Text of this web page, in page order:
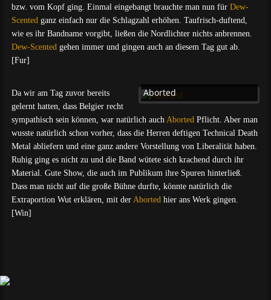
bzw. vom Kopf ging. Einmal eingebangt brauchte man nun für Dew-
Scented ganz einfach nur die Schlagzahl erhöhen. Taufrisch-duftend,
wie es ihr Bandname vorgibt, ließen die Nordlichter nichts anbrennen.
Dew-Scented gehen immer und gingen auch an diesem Tag gut ab.
[Fur]
Aborted
Da wir am Tag zuvor bereits
gelernt hatten, dass Belgier recht
sympathisch sein können, war natürlich auch Aborted Pflicht. Aber man
wusste natürlich schon vorher, dass die Herren deftigen Technical Death
Metal abliefern und eine ganz andere Vorstellung von Liberalität haben.
Ruhig ging es nicht zu und die Band wütete sich krachend durch ihr
Material. Gute Show, die auch im Publikum ihre Spuren hinterließ.
Dass man nicht auf die große Bühne durfte, könnte natürlich die
Extraportion Wut erklären, mit der Aborted hier ans Werk gingen.
[Win]